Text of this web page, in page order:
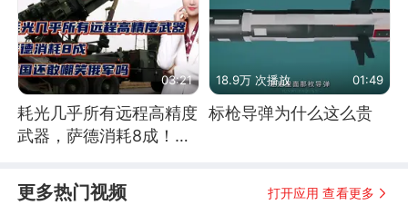
03:21
耗光几乎所有远程高精度
武器，萨德消耗8成！美
18.9万 次播放 01:49
标枪导弹为什么这么贵
更多热门视频 打开应用 查看更多